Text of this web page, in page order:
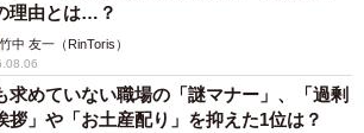
理由とは…？
竹中 友一（RinToris）
求めていない職場の「謎マナー」、「過剰
拶」や「お土産配り」を抑えた1位は？